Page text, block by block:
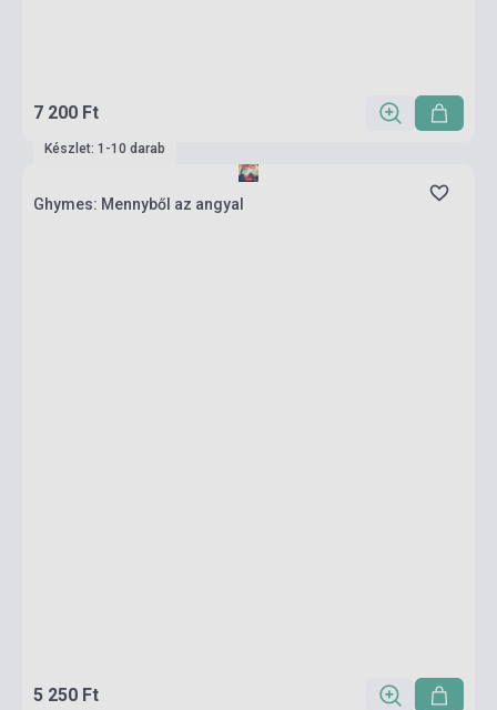
7 200 Ft
Készlet: 1-10 darab
Ghymes: Mennyből az angyal
5 250 Ft